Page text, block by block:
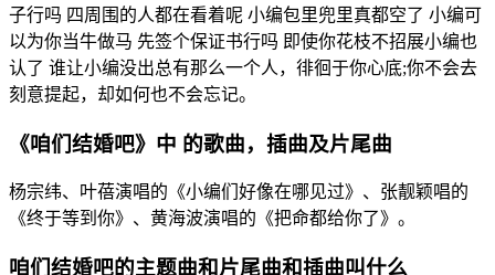
子行吗 四周围的人都在看着呢 小编包里兜里真都空了 小编可
以为你当牛做马 先签个保证书行吗 即使你花枝不招展小编也
认了 谁让小编没出总有那么一个人，徘徊于你心底;你不会去
刻意提起，却如何也不会忘记。
《咱们结婚吧》中 的歌曲，插曲及片尾曲
杨宗纬、叶蓓演唱的《小编们好像在哪见过》、张靓颖唱的
《终于等到你》、黄海波演唱的《把命都给你了》。
咱们结婚吧的主题曲和片尾曲和插曲叫什么